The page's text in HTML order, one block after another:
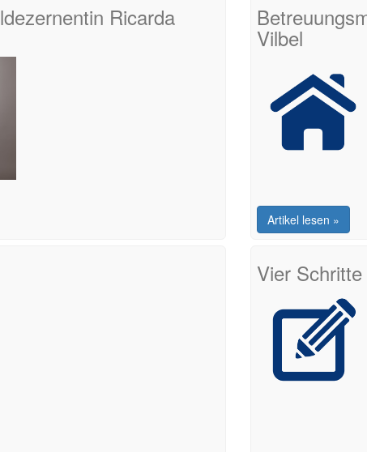
Ricarda
Vilbel
Artikel lesen »
Vier